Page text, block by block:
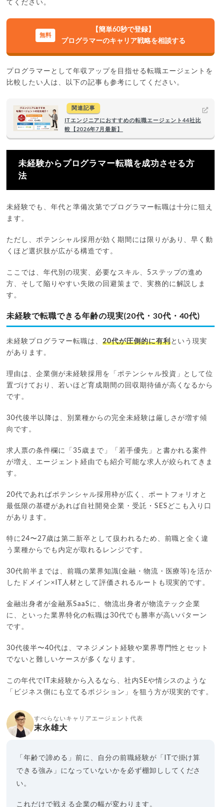
てください。
【簡単60秒で登録】
プログラマーのキャリア戦略を相談する
プログラマーとして年収アップを目指せる転職エージェントを
比較したい人は、以下の記事も参考にしてください。
関連記事
ITエンジニアにおすすめの転職エージェント44社比
較【2026年7月最新】
未経験からプログラマー転職を成功させる方
法
未経験でも、年代と準備次第でプログラマー転職は十分に狙え
ます。
ただし、ポテンシャル採用が効く期間には限りがあり、早く動
くほど選択肢が広がる構造です。
ここでは、年代別の現実、必要なスキル、5ステップの進め
方、そして陥りやすい失敗の回避策まで、実務的に解説しま
す。
未経験で転職できる年齢の現実(20代・30代・40代)
未経験プログラマー転職は、 20代が圧倒的に有利という現実
があります。
理由は、企業側が未経験採用を「ポテンシャル投資」として位
置づけており、若いほど育成期間の回収期待値が高くなるから
です。
30代後半以降は、別業種からの完全未経験は厳しさが増す傾
向です。
求人票の条件欄に「35歳まで」「若手優先」と書かれる案件
が増え、エージェント経由でも紹介可能な求人が絞られてきま
す。
20代であればポテンシャル採用枠が広く、ポートフォリオと
最低限の基礎があれば自社開発企業・受託・SESどこも入り口
があります。
特に24〜27歳は第二新卒として扱われるため、前職と全く違
う業種からでも内定が取れるレンジです。
30代前半までは、前職の業界知識(金融・物流・医療等)を活か
したドメイン×IT人材として評価されるルートも現実的です。
金融出身者が金融系SaaSに、物流出身者が物流テック企業
に、といった業界特化の転職は30代でも勝率が高いパターン
です。
30代後半〜40代は、マネジメント経験や業界専門性とセット
でないと難しいケースが多くなります。
この年代でIT未経験から入るなら、社内SEや情シスのような
「ビジネス側にも立てるポジション」を狙う方が現実的です。
すべらないキャリアエージェント代表
末永雄大
「年齢で諦める」前に、自分の前職経験が「ITで掛け算
できる強み」になっていないかを必ず棚卸ししてくださ
い。
これだけで戦える企業の幅が変わります。